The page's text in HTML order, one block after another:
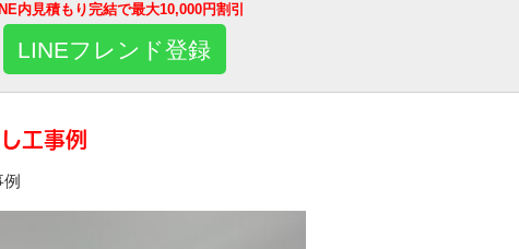
内見積もり完結で最大10,000円割引
LINEフレンド登録
工事例
例